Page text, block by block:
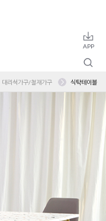
대리석가구/철재가구 식탁테이블